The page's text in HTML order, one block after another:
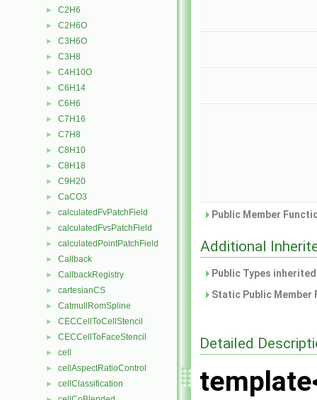
► C2H6
► C2H6O
► C3H6O
► C3H8
► C4H10O
► C6H14
► C6H6
► C7H16
► C7H8
► C8H10
► C8H18
► C9H20
► CaCO3
► calculatedFvPatchField
► calculatedFvsPatchField
► calculatedPointPatchField
► Callback
► CallbackRegistry
► cartesianCS
► CatmullRomSpline
► CECCellToCellStencil
► CECCellToFaceStencil
► cell
► cellAspectRatioControl
► cellClassification
Public Member
Additional
Public Types
Static Public
Detailed